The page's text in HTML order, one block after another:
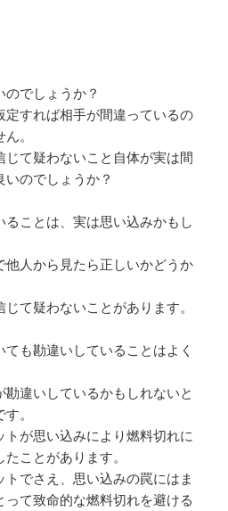
でしょうか？
定すれば相手が間違っているの
。
じて疑わないこと自体が実は間
のでしょうか？
ることは、実は思い込みかもし
他人から見たら正しいかどうか
て疑わないことがあります。
も勘違いしていることはよく
違いしているかもしれないと
。
が思い込みにより燃料切れに
ことがあります。
でさえ、思い込みの罠にはま
って致命的な燃料切れを避ける